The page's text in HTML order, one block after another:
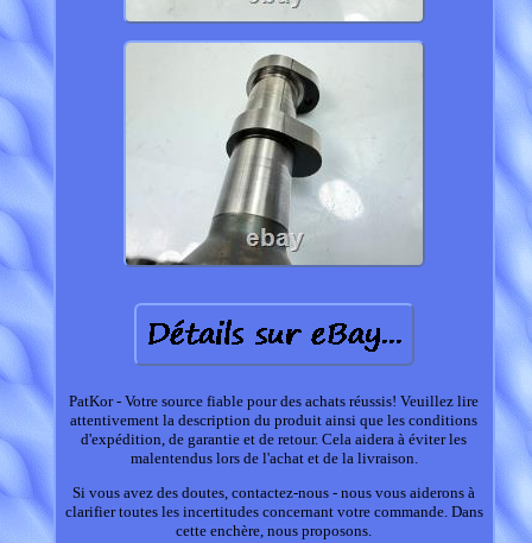
PatKor - Votre source fiable pour des achats réussis! Veuillez lire
attentivement la description du produit ainsi que les conditions
d'expédition, de garantie et de retour. Cela aidera à éviter les
malentendus lors de l'achat et de la livraison.
Si vous avez des doutes, contactez-nous - nous vous aiderons à
clarifier toutes les incertitudes concernant votre commande. Dans
cette enchère, nous proposons.